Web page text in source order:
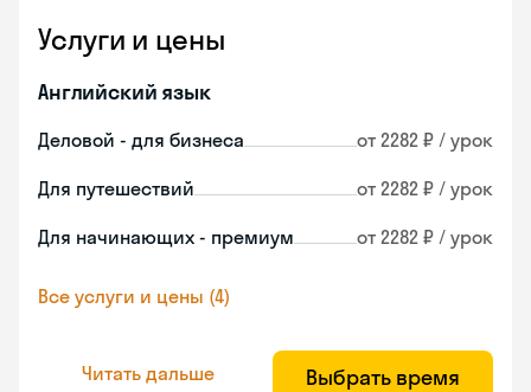
Услуги и цены
Английский язык
Деловой - для бизнеса от 2282 ₽ / урок
Для путешествий от 2282 ₽ / урок
Для начинающих - премиум от 2282 ₽ / урок
Все услуги и цены (4)
Читать дальше Выбрать время